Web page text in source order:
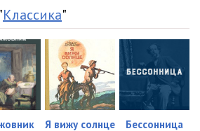
Классика"
Я вижу солнце Бессонница